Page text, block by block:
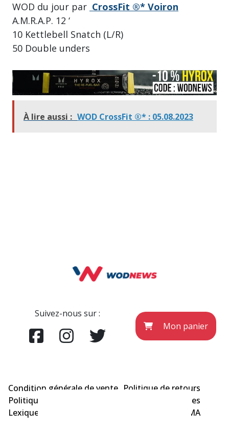
WOD du jour par CrossFit ®* Voiron
A.M.R.A.P. 12 ‘
10 Kettlebell Snatch (L/R)
50 Double unders
À lire aussi : WOD CrossFit ®* : 05.08.2023
Suivez-nous sur :
Mon panier
Condition générale de vente Politique de retours
Politique de confidentialité
Mentions légales
Lexique CrossFit ®
ACTU MMA